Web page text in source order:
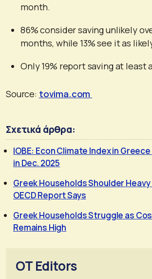
month.
86% consider saving unlikely
months, while 13% see it as
Only 19% report saving at least
Source: tovima.com
Σχετικά άρθρα:
IOBE: Econ Climate Index in
in Dec. 2025
Greek Households Shoulder
OECD Report Says
Greek Households Struggle as
Remains High
OT Editors